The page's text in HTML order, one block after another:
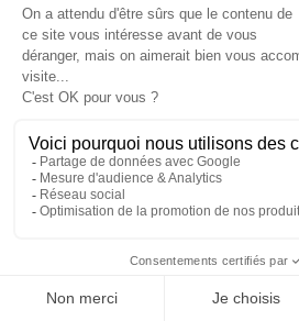
OCEA Smart Building est un acteur
mesure et la répartition des
dans l’habitat collectif. Nous
données et de répartition des charges,
immeubles, d’améliorer la lisibilité des
favoriser le confort des résidents sur le
OCEA Smart Building accompagne les
d’énergie et de chauffage. Nos solutions
les données d’exploitation en leviers
réduction des consommations et de